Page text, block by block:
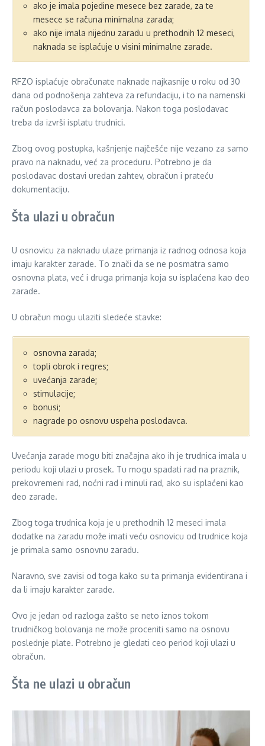
ako je imala pojedine mesece bez zarade, za te
mesece se računa minimalna zarada;
ako nije imala nijednu zaradu u prethodnih 12 meseci,
naknada se isplaćuje u visini minimalne zarade.
RFZO isplaćuje obračunate naknade najkasnije u roku od 30
dana od podnošenja zahteva za refundaciju, i to na namenski
račun poslodavca za bolovanja. Nakon toga poslodavac
treba da izvrši isplatu trudnici.
Zbog ovog postupka, kašnjenje najčešće nije vezano za samo
pravo na naknadu, već za proceduru. Potrebno je da
poslodavac dostavi uredan zahtev, obračun i prateću
dokumentaciju.
Šta ulazi u obračun
U osnovicu za naknadu ulaze primanja iz radnog odnosa koja
imaju karakter zarade. To znači da se ne posmatra samo
osnovna plata, već i druga primanja koja su isplaćena kao deo
zarade.
U obračun mogu ulaziti sledeće stavke:
osnovna zarada;
topli obrok i regres;
uvećanja zarade;
stimulacije;
bonusi;
nagrade po osnovu uspeha poslodavca.
Uvećanja zarade mogu biti značajna ako ih je trudnica imala u
periodu koji ulazi u prosek. Tu mogu spadati rad na praznik,
prekovremeni rad, noćni rad i minuli rad, ako su isplaćeni kao
deo zarade.
Zbog toga trudnica koja je u prethodnih 12 meseci imala
dodatke na zaradu može imati veću osnovicu od trudnice koja
je primala samo osnovnu zaradu.
Naravno, sve zavisi od toga kako su ta primanja evidentirana i
da li imaju karakter zarade.
Ovo je jedan od razloga zašto se neto iznos tokom
trudničkog bolovanja ne može proceniti samo na osnovu
poslednje plate. Potrebno je gledati ceo period koji ulazi u
obračun.
Šta ne ulazi u obračun